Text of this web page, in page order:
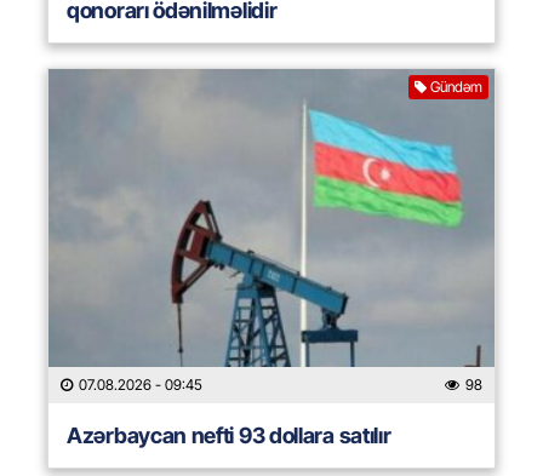
qonorarı ödənilməlidir
Gündəm
07.08.2026 - 09:45 98
Azərbaycan nefti 93 dollara satılır